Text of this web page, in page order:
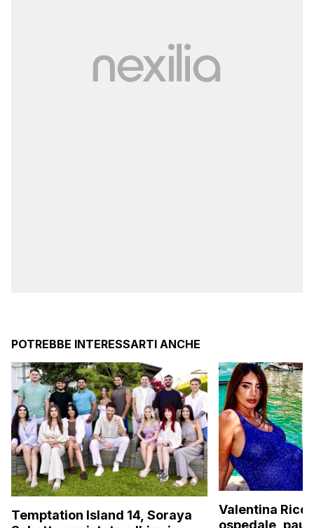
POTREBBE INTERESSARTI ANCHE
Temptation Island 14, Soraya
Valentina
ospedale,